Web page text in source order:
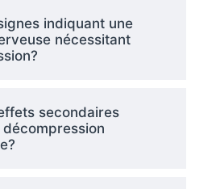
indiquant une
nécessitant
secondaires